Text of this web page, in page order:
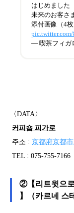
はじめました
未来のお客さ
添付画像（4
— 喫茶フィガ
〈DATA〉
커피숍 피가로
주소 : 京都府京都
TEL : 075-755-7166
②【리트윗으
】（카르네 스